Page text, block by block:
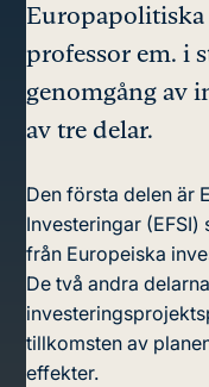
Europapolitiska
professor em. i
genomgång av
av tre delar.
Den första delen är
Investeringar
från Europeiska
De två andra
tillkomsten av
effekter.